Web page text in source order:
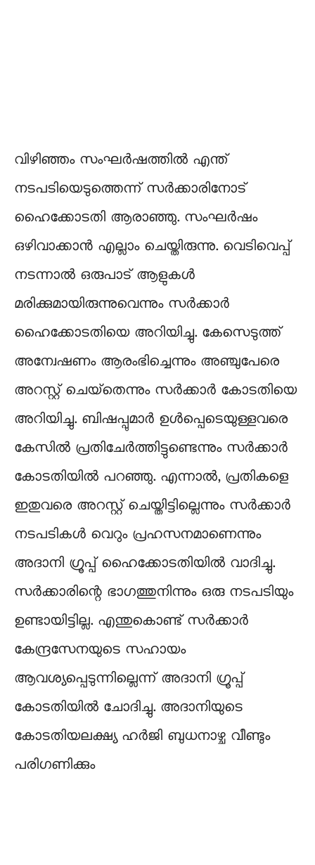
വിഴിഞ്ഞം സംഘര്‍ഷത്തില്‍ എന്ത്
നടപടിയെടുത്തെന്ന് സര്‍ക്കാരിനോട്
ഹൈക്കോടതി ആരാഞ്ഞു. സംഘര്‍ഷം
ഒഴിവാക്കാന്‍ എല്ലാം ചെയ്തിരുന്നു. വെടിവെപ്പ്
നടന്നാല്‍ ഒരുപാട് ആളുകള്‍
മരിക്കുമായിരുന്നുവെന്നും സര്‍ക്കാര്‍
ഹൈക്കോടതിയെ അറിയിച്ചു. കേസെടുത്ത്
അന്വേഷണം ആരംഭിച്ചെന്നും അഞ്ചുപേരെ
അറസ്റ്റ് ചെയ്‌തെന്നും സര്‍ക്കാര്‍ കോടതിയെ
അറിയിച്ചു. ബിഷപ്പുമാര്‍ ഉള്‍പ്പെടെയുള്ളവരെ
കേസില്‍ പ്രതിചേര്‍ത്തിട്ടുണ്ടെന്നും സര്‍ക്കാര്‍
കോടതിയില്‍ പറഞ്ഞു. എന്നാല്‍, പ്രതികളെ
ഇതുവരെ അറസ്റ്റ് ചെയ്തിട്ടില്ലെന്നും സര്‍ക്കാര്‍
നടപടികള്‍ വെറും പ്രഹസനമാണെന്നും
അദാനി ഗ്രൂപ്പ് ഹൈക്കോടതിയില്‍ വാദിച്ചു.
സര്‍ക്കാരിന്റെ ഭാഗത്തുനിന്നും ഒരു നടപടിയും
ഉണ്ടായിട്ടില്ല. എന്തുകൊണ്ട് സര്‍ക്കാർ
കേന്ദ്രസേനയുടെ സഹായം
ആവശ്യപ്പെടുന്നില്ലെന്ന് അദാനി ഗ്രൂപ്പ്
കോടതിയില്‍ ചോദിച്ചു. അദാനിയുടെ
കോടതിയലക്ഷ്യ ഹര്‍ജി ബുധനാഴ്ച വീണ്ടും
പരിഗണിക്കും